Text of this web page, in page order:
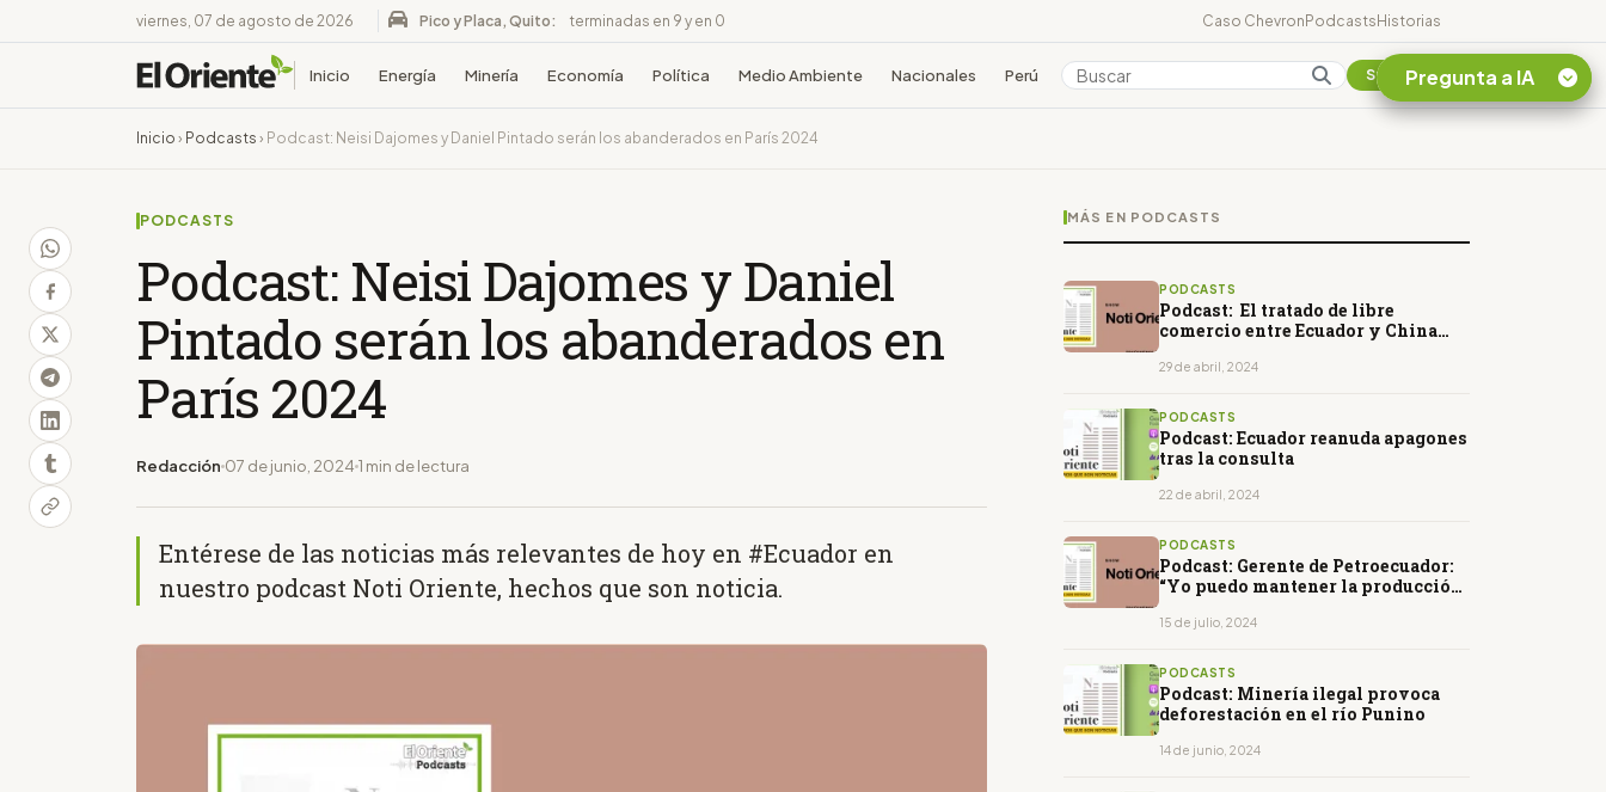
viernes, 07 de agosto de 2026 Pico y Placa, Quito: terminadas en 9 y en 0 Caso ChevronPodcastsHistorias
Inicio Energía Minería Economía Política Medio Ambiente Nacionales Perú Colombia Suscribirse
Inicio › Podcasts › Podcast: Neisi Dajomes y Daniel Pintado serán los abanderados en París 2024
PODCASTS
Podcast: Neisi Dajomes y Daniel
Pintado serán los abanderados en
París 2024
Redacción 07 de junio, 2024 1 min de lectura
Entérese de las noticias más relevantes de hoy en #Ecuador en
nuestro podcast Noti Oriente, hechos que son noticia.
MÁS EN PODCASTS
PODCASTS
Podcast: El tratado de libre
comercio entre Ecuador y China
29 de abril, 2024
PODCASTS
Podcast: Ecuador reanuda apagones
tras la consulta
22 de abril, 2024
PODCASTS
Podcast: Gerente de Petroecuador:
“Yo puedo mantener la producción,
15 de julio, 2024
PODCASTS
Podcast: Minería ilegal provoca
deforestación en el río Punino
14 de junio, 2024
Pregunta a IA
¿En que consiste la